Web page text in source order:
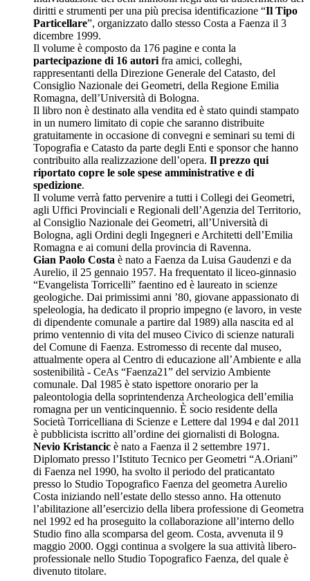
diritti e strumenti per una più precisa identificazione “Il Tipo
Particellare”, organizzato dallo stesso Costa a Faenza il 3
dicembre 1999.
Il volume è composto da 176 pagine e conta la
partecipazione di 16 autori fra amici, colleghi,
rappresentanti della Direzione Generale del Catasto, del
Consiglio Nazionale dei Geometri, della Regione Emilia
Romagna, dell’Università di Bologna.
Il libro non è destinato alla vendita ed è stato quindi stampato
in un numero limitato di copie che saranno distribuite
gratuitamente in occasione di convegni e seminari su temi di
Topografia e Catasto da parte degli Enti e sponsor che hanno
contribuito alla realizzazione dell’opera. Il prezzo qui
riportato copre le sole spese amministrative e di
spedizione.
Il volume verrà fatto pervenire a tutti i Collegi dei Geometri,
agli Uffici Provinciali e Regionali dell’Agenzia del Territorio,
al Consiglio Nazionale dei Geometri, all’Università di
Bologna, agli Ordini degli Ingegneri e Architetti dell’Emilia
Romagna e ai comuni della provincia di Ravenna.
Gian Paolo Costa è nato a Faenza da Luisa Gaudenzi e da
Aurelio, il 25 gennaio 1957. Ha frequentato il liceo-ginnasio
“Evangelista Torricelli” faentino ed è laureato in scienze
geologiche. Dai primissimi anni ’80, giovane appassionato di
speleologia, ha dedicato il proprio impegno (e lavoro, in veste
di dipendente comunale a partire dal 1989) alla nascita ed al
primo ventennio di vita del museo Civico di scienze naturali
del Comune di Faenza. Estromesso di recente dal museo,
attualmente opera al Centro di educazione all’Ambiente e alla
sostenibilità - CeAs “Faenza21” del servizio Ambiente
comunale. Dal 1985 è stato ispettore onorario per la
paleontologia della soprintendenza Archeologica dell’emilia
romagna per un venticinquennio. È socio residente della
Società Torricelliana di Scienze e Lettere dal 1994 e dal 2011
è pubblicista iscritto all’ordine dei giornalisti di Bologna.
Nevio Kristancic è nato a Faenza il 2 settembre 1971.
Diplomato presso l’Istituto Tecnico per Geometri “A.Oriani”
di Faenza nel 1990, ha svolto il periodo del praticantato
presso lo Studio Topografico Faenza del geometra Aurelio
Costa iniziando nell’estate dello stesso anno. Ha ottenuto
l’abilitazione all’esercizio della libera professione di Geometra
nel 1992 ed ha proseguito la collaborazione all’interno dello
Studio fino alla scomparsa del geom. Costa, avvenuta il 9
maggio 2000. Oggi continua a svolgere la sua attività libero-
professionale nello Studio Topografico Faenza, del quale è
divenuto titolare.